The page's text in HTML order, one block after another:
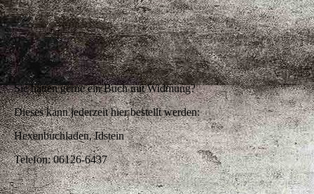
Sie hätten gerne ein Buch mit Widmung?
Dieses kann jederzeit hier bestellt werden:
Hexenbuchladen, Idstein
Telefon: 06126-6437